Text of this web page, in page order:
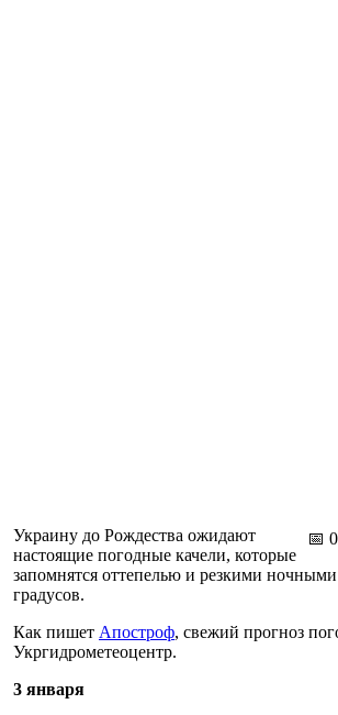
📅
Украину до Рождества ожидают
настоящие погодные качели, которые
запомнятся оттепелью и резкими
градусов.
Как пишет Апостроф, свежий прогноз
Укргидрометеоцентр.
3 января